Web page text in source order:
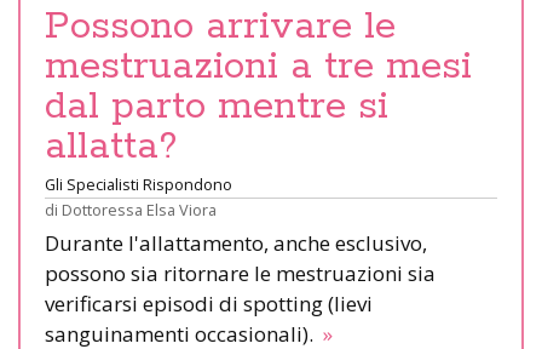
Possono arrivare le
mestruazioni a tre mesi
dal parto mentre si
allatta?
Gli Specialisti Rispondono
di Dottoressa Elsa Viora
Durante l'allattamento, anche esclusivo,
possono sia ritornare le mestruazioni sia
verificarsi episodi di spotting (lievi
sanguinamenti occasionali). »